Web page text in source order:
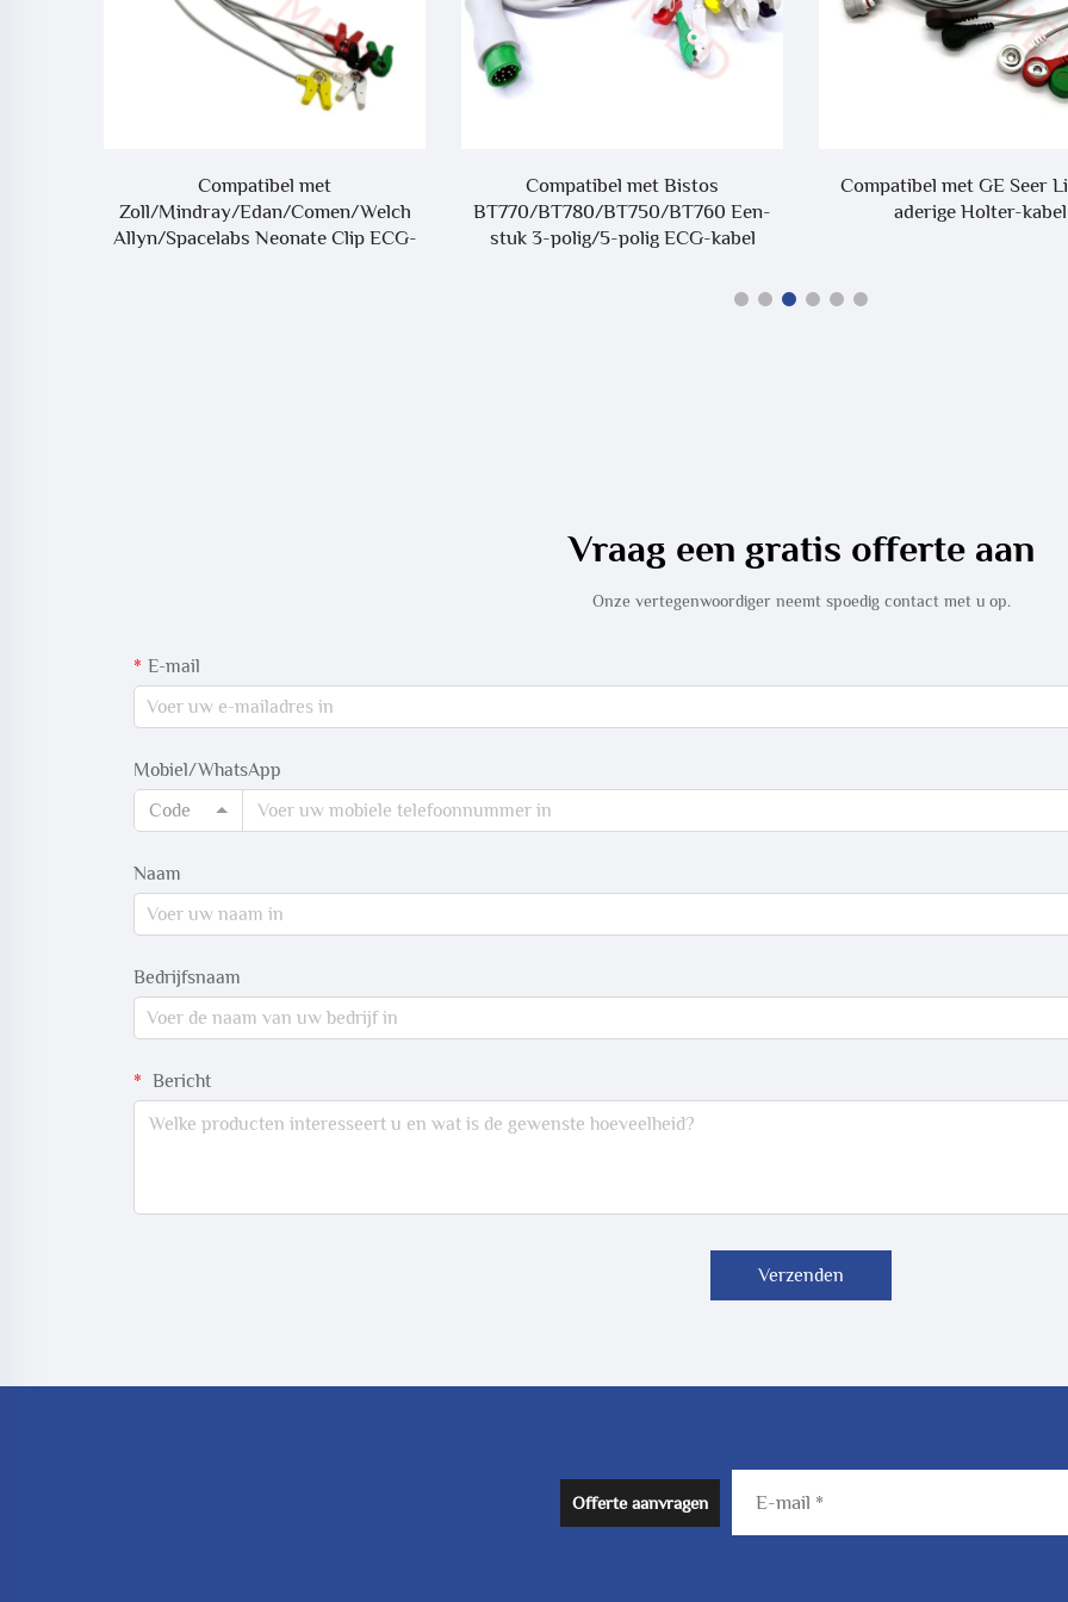
Compatibel met
Zoll/Mindray/Edan/Comen/Welch
Allyn/Spacelabs Neonate Clip ECG-
Compatibel met Bistos
BT770/BT780/BT750/BT760 Een-
stuk 3-polig/5-polig ECG-kabel
Compatibel met GE Seer
aderige Holter-kabel
Vraag een gratis offerte aan
Onze vertegenwoordiger neemt spoedig contact met u op.
E-mail
Mobiel/WhatsApp
Code
Naam
Bedrijfsnaam
Bericht
Verzenden
Offerte aanvragen